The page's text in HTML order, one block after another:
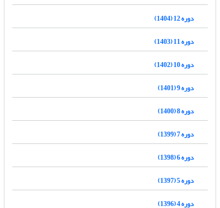
دوره 12 (1404)
دوره 11 (1403)
دوره 10 (1402)
دوره 9 (1401)
دوره 8 (1400)
دوره 7 (1399)
دوره 6 (1398)
دوره 5 (1397)
دوره 4 (1396)